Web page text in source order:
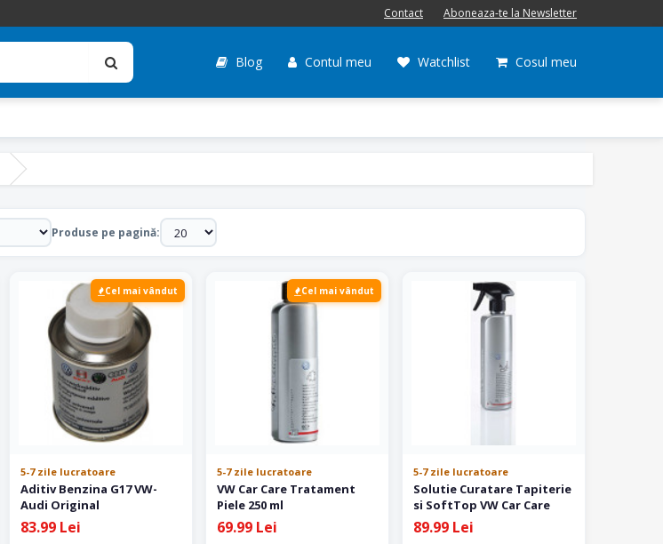
Contact Aboneaza-te la Newsletter
Blog Contul meu Watchlist Cosul meu
Produse pe pagină:
Cel mai vândut
5-7 zile lucratoare
Aditiv Benzina G17 VW-
Audi Original
83.99 Lei
Cel mai vândut
5-7 zile lucratoare
VW Car Care Tratament
Piele 250 ml
69.99 Lei
5-7 zile lucratoare
Solutie Curatare Tapiterie
si SoftTop VW Car Care
89.99 Lei